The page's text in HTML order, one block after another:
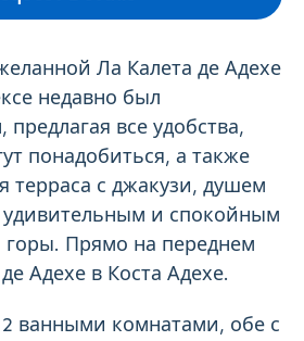
Ла Калета де Адехе
недавно был
все удобства,
понадобиться, а также
терраса с джакузи, душем
и спокойным
Прямо на переднем
Адехе в Коста Адехе.
ванными комнатами, обе с